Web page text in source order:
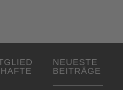
NEUESTE
BEITRÄGE